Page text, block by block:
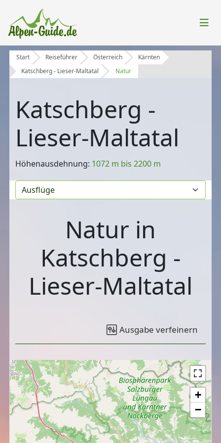
Start Reiseführer Österreich
Kärnten
Katschberg - Lieser-Maltatal
Natur
Katschberg -
Lieser-Maltatal
Höhenausdehnung: 1072 m bis 2200 m
Natur in
Katschberg -
Lieser-Maltatal
Ausgabe verfeinern
+
−